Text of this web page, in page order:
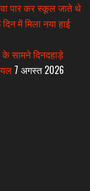
पार कर स्कूल जाते थे
में मिला नया हाई
के सामने दिनदहाड़े
7 अगस्त 2026